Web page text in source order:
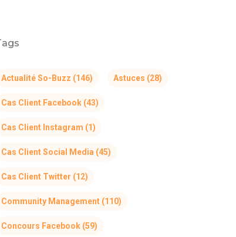
Actualité So-Buzz (146) Astuces (28)
Cas Client Facebook(43)
Cas Client Instagram (1)
Cas Client Social Media (45)
Cas Client Twitter (12)
Community Management(110)
Concours Facebook(59)